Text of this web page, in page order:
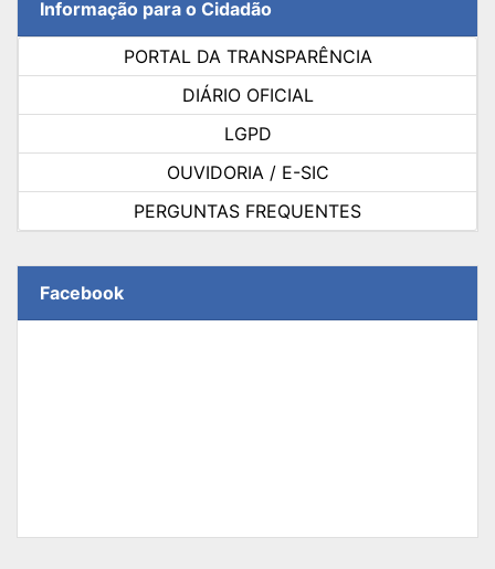
Informação para o Cidadão
PORTAL DA TRANSPARÊNCIA
DIÁRIO OFICIAL
LGPD
OUVIDORIA / E-SIC
PERGUNTAS FREQUENTES
Facebook